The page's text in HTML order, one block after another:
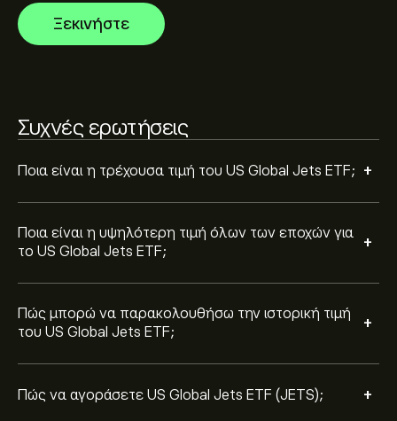
Ξεκινήστε
Συχνές ερωτήσεις
Ποια είναι η τρέχουσα τιμή του US Global Jets ETF; +
Ποια είναι η υψηλότερη τιμή όλων των εποχών για
το US Global Jets ETF;
+
Πώς μπορώ να παρακολουθήσω την ιστορική τιμή
του US Global Jets ETF;
+
τιμή του US Global Jets ETF κυμάνθηκε μεταξύ 16.99‎$‎
και 34.05‎$‎ τον τελευταίο χρόνο.
Πώς να αγοράσετε US Global Jets ETF (JETS); +
Για να αγοράσετε US Global Jets ETF, επισκεφθείτε τη
σελίδα "US Global Jets ETF (JETS)". Αφού
αγοράσετε US Global Jets ETF (JETS) σε